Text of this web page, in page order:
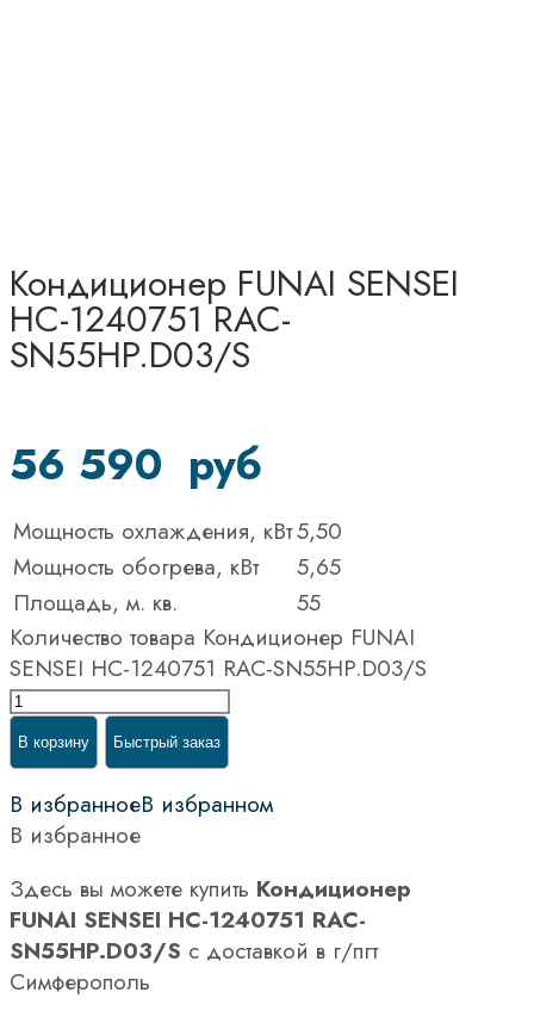
Кондиционер FUNAI SENSEI
НС-1240751 RAC-
SN55HP.D03/S
56 590 руб
Мощность охлаждения, кВт5,50
Мощность обогрева, кВт
5,65
Площадь, м. кв.
55
Количество товара Кондиционер FUNAI
SENSEI НС-1240751 RAC-SN55HP.D03/S
В корзину Быстрый заказ
В избранноеВ избранном
В избранное
Здесь вы можете купить Кондиционер
FUNAI SENSEI НС-1240751 RAC-
SN55HP.D03/S с доставкой в г/пгт
Симферополь